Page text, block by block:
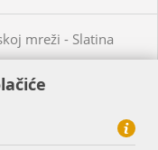
mreži - Slatina
mreži - Višnjevac
mreži - Virovitica